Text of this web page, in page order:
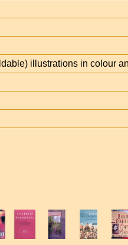
illustrations in colour